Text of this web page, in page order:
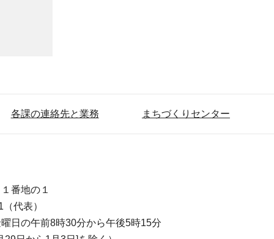
各課の連絡先と業務 まちづくりセンター
番地の１
代表）
日の午前8時30分から午後5時15分